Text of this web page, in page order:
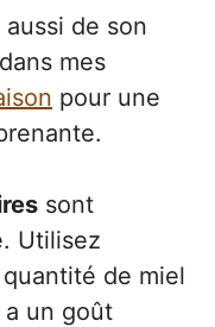
de son
mes
pour une
sont
Utilisez
de miel
a un goût